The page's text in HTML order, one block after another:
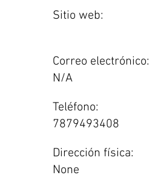
Sitio web:
Correo electrónico:
N/A
Teléfono:
7879493408
Dirección física:
None